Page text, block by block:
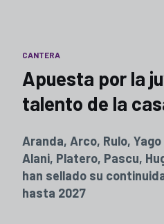
CANTERA
Apuesta por la
talento de la
Aranda, Arco, Rulo,
Alani, Platero, Pascu,
han sellado su
hasta 2027